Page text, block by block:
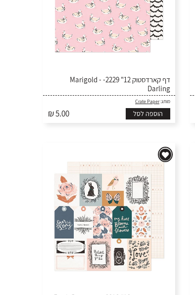
דף קארדסטוק 12" 2229- Marigold -
Darling
מותג:Crate Paper
₪ 5.00 הוספה לסל